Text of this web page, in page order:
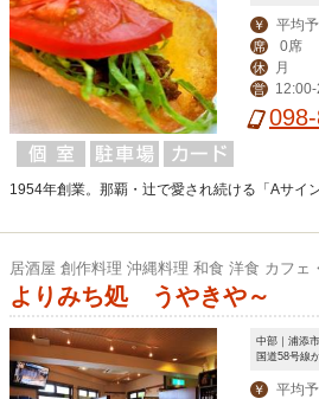
￥ 平均
席 0席
休 月
営
1954年創業。那覇・辻で愛され続ける「Aサイ
居酒屋 創作料理 沖縄料理 和食 洋食 カフェ
よりみち処 うやきや～
中部｜浦添市
国道58号線
￥ 平均